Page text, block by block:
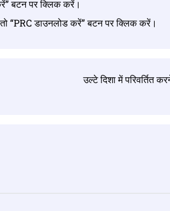
बटन पर क्लिक करें।
तो “PRC डाउनलोड करें” बटन पर क्लिक करें।
उल्टे दिशा में परिवर्तित